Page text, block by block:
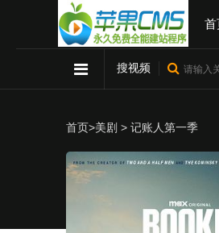
首
搜视频
首页>美剧 > 记账人第一季